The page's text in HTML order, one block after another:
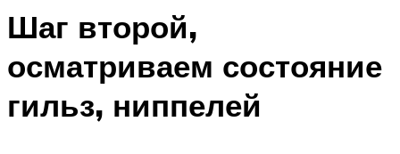
Шаг второй,
осматриваем состояние
гильз, ниппелей